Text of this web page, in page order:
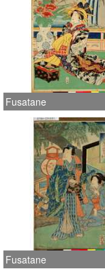
Fusatane
Fusatane